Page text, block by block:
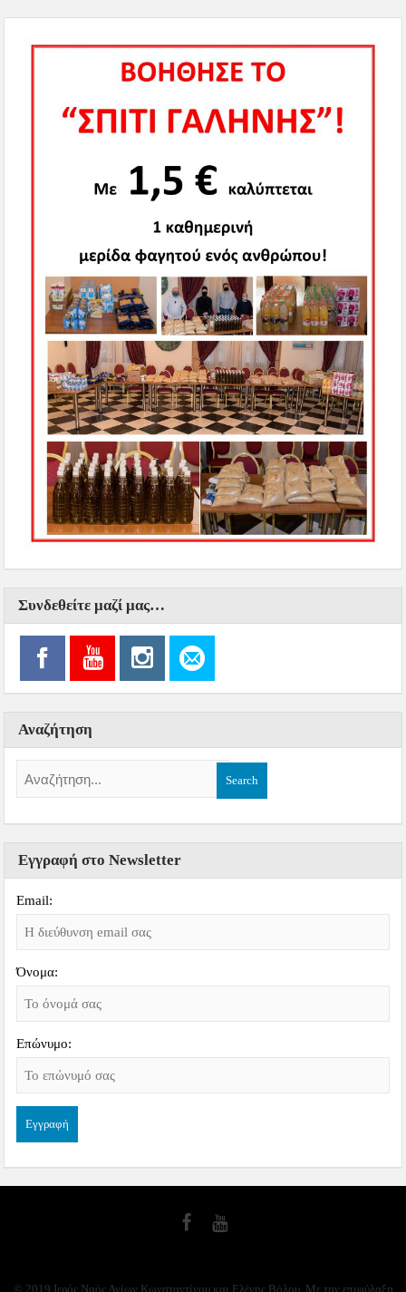
Συνδεθείτε μαζί μας…
Αναζήτηση
Εγγραφή στο Newsletter
Email:
Όνομα:
Επώνυμο:
© 2019 Ιερός Ναός Αγίων Κωνσταντίνου και Ελένης Βόλου. Με την επιφύλαξη